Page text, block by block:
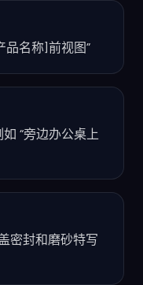
品名称]前视图”
“旁边办公桌上
密封和磨砂特写